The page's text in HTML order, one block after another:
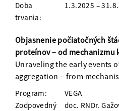
Doba
trvania:
1.3.2025 –
Objasnenie počiatočných
proteínov – od mechanizmu
Unraveling the early events
aggregation – from
Program:
VEGA
Zodpovedný
doc. RNDr.